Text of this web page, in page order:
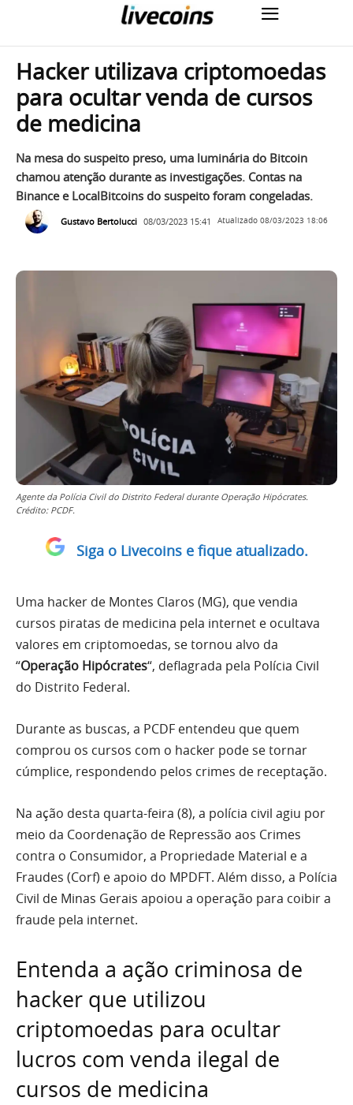
Hacker utilizava criptomoedas
para ocultar venda de cursos
de medicina
Na mesa do suspeito preso, uma luminária do Bitcoin
chamou atenção durante as investigações. Contas na
Binance e LocalBitcoins do suspeito foram congeladas.
Gustavo Bertolucci 08/03/2023 15:41 Atualizado 08/03/2023 18:06
Agente da Polícia Civil do Distrito Federal durante Operação Hipócrates.
Crédito: PCDF.
Siga o Livecoins e fique atualizado.
Uma hacker de Montes Claros (MG), que vendia
cursos piratas de medicina pela internet e ocultava
valores em criptomoedas, se tornou alvo da
“Operação Hipócrates“, deflagrada pela Polícia Civil
do Distrito Federal.
Durante as buscas, a PCDF entendeu que quem
comprou os cursos com o hacker pode se tornar
cúmplice, respondendo pelos crimes de receptação.
Na ação desta quarta-feira (8), a polícia civil agiu por
meio da Coordenação de Repressão aos Crimes
contra o Consumidor, a Propriedade Material e a
Fraudes (Corf) e apoio do MPDFT. Além disso, a Polícia
Civil de Minas Gerais apoiou a operação para coibir a
fraude pela internet.
Entenda a ação criminosa de
hacker que utilizou
criptomoedas para ocultar
lucros com venda ilegal de
cursos de medicina